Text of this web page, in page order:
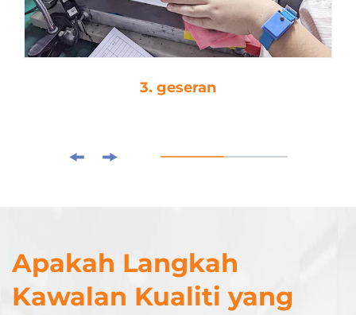
3. geseran
Apakah Langkah
Kawalan Kualiti yang